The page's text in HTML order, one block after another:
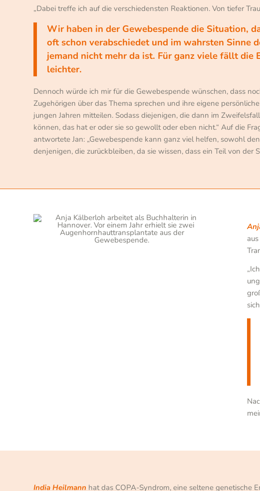
„Dabei treffe ich auf die verschiedensten Reaktionen. Von tiefer
Wir haben in der Gewebespende die Situation,
oft schon verabschiedet und im wahrsten Sinne
jemand nicht mehr da ist. Für ganz viele fällt die
leichter.
Dennoch würde ich mir für die Gewebespende wünschen, dass
Zugehörigen über das Thema sprechen und ihre eigene
jungen Jahren mitteilen. Sodass diejenigen, die dann im
können, das hat er oder sie so gewollt oder eben nicht.“ Auf die
antwortete Jan: „Gewebespende kann ganz viel helfen, sowohl
denjenigen, die zurückbleiben, da sie wissen, dass ein Teil von der
India Heilmann hat das COPA-Syndrom, eine seltene genetische